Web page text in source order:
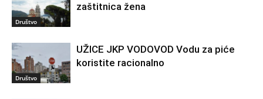
Društvo
zaštitnica žena
Društvo
UŽICE JKP VODOVOD Vodu za piće
koristite racionalno